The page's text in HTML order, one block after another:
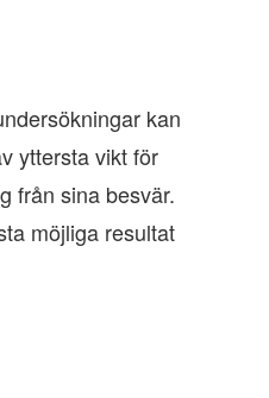
kan
yttersta vikt för
från sina besvär.
möjliga resultat